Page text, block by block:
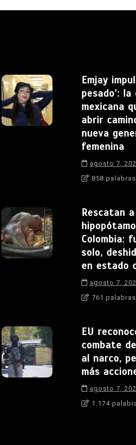
Emjay
pesado’:
mexicana
abrir
nueva
femenina
agosto 7,
858 palabras
Rescatan
Colombia:
solo,
en estado
agosto 7,
761 palabras
EU
combate
al narco,
más
agosto 7,
1.174